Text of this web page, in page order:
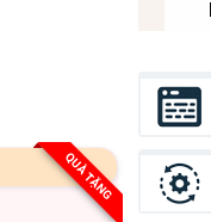
QUÀ TẶNG